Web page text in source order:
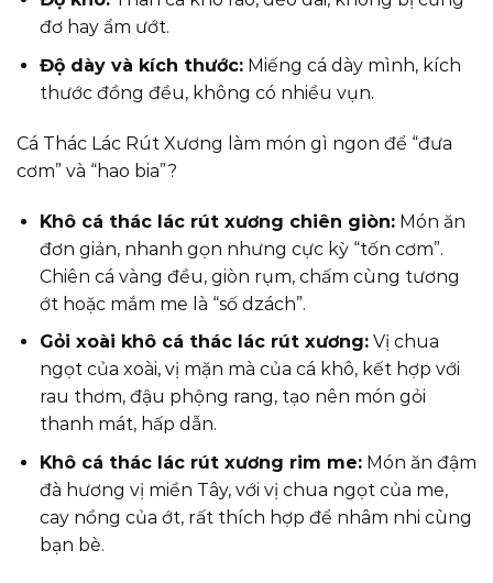
đơ hay ẩm ướt.
Độ dày và kích thước:Miếng cá dày mình, kích
thước đồng đều, không có nhiều vụn.
Cá Thác Lác Rút Xương làm món gì ngon để “đưa
cơm” và “hao bia”?
Khô cá thác lác rút xương chiên giòn:Món ăn
đơn giản, nhanh gọn nhưng cực kỳ “tốn cơm”.
Chiên cá vàng đều, giòn rụm, chấm cùng tương
ớt hoặc mắm me là “số dzách”.
Gỏi xoài khô cá thác lác rút xương:Vị chua
ngọt của xoài, vị mặn mà của cá khô, kết hợp với
rau thơm, đậu phộng rang, tạo nên món gỏi
thanh mát, hấp dẫn.
Khô cá thác lác rút xương rim me:Món ăn đậm
đà hương vị miền Tây, với vị chua ngọt của me,
cay nồng của ớt, rất thích hợp để nhâm nhi cùng
bạn bè.